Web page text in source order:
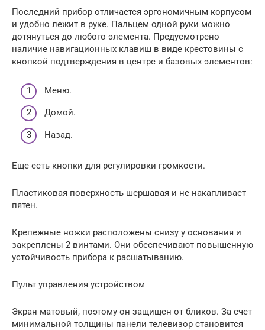
Последний прибор отличается эргономичным корпусом
и удобно лежит в руке. Пальцем одной руки можно
дотянуться до любого элемента. Предусмотрено
наличие навигационных клавиш в виде крестовины с
кнопкой подтверждения в центре и базовых элементов:
Меню.
Домой.
Назад.
Еще есть кнопки для регулировки громкости.
Пластиковая поверхность шершавая и не накапливает
пятен.
Крепежные ножки расположены снизу у основания и
закреплены 2 винтами. Они обеспечивают повышенную
устойчивость прибора к расшатыванию.
Пульт управления устройством
Экран матовый, поэтому он защищен от бликов. За счет
минимальной толщины панели телевизор становится